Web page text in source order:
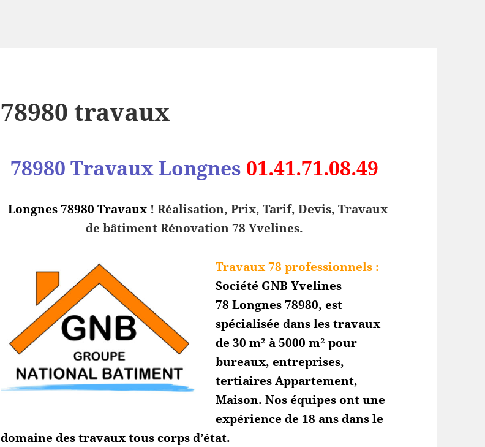
78980 travaux
78980 Travaux Longnes 01.41.71.08.49
Longnes 78980 Travaux ! Réalisation, Prix, Tarif, Devis, Travaux
de bâtiment Rénovation 78 Yvelines.
Travaux 78 professionnels :
Société GNB Yvelines
78 Longnes78980, est
spécialisée dans les travaux
de 30 m² à 5000 m² pour
bureaux, entreprises,
tertiaires Appartement,
Maison. Nos équipes ont une
expérience de 18 ans dans le
domaine des travaux tous corps d’état.